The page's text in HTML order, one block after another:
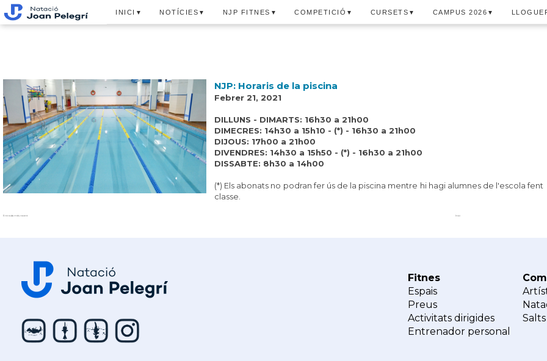
INICI ▼ NOTÍCIES ▼ NJP FITNES ▼ COMPETICIÓ ▼ CURSETS ▼ CAMPUS 2026 ▼
NJP: Horaris de la piscina
Febrer 21, 2021
DILLUNS - DIMARTS: 16h30 a 21h00
DIMECRES: 14h30 a 15h10 - (*) - 16h30 a 21h00
DIJOUS: 17h00 a 21h00
DIVENDRES: 14h30 a 15h50 - (*) - 16h30 a 21h00
DISSABTE: 8h30 a 14h00
(*) Els abonats no podran fer ús de la piscina mentre hi hagi alumnes de l'escola fent
classe.
Entrada més recent Inici
Fitnes
Espais
Preus
Activitats dirigides
Entrenador personal
Salts